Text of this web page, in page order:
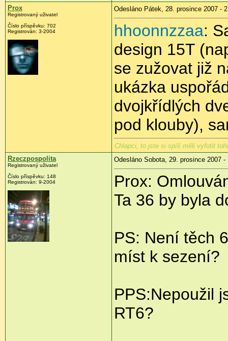
Prox
Registrovaný uživatel
Číslo příspěvku: 702
Registrován: 3-2004
Odesláno Pátek, 28. prosince 2007 -
hhoonnzzaa:
design 15T
se zužovat již
ukázka
dvojkřídlých
pod klouby),
Chlapci, to jste si spíš měli vyfotit
Rzeczpospolita
Registrovaný uživatel
Číslo příspěvku: 148
Registrován: 9-2004
Odesláno Sobota, 29. prosince 2007 -
Prox:
Ta 36 by byla
PS: Není těch
míst k sezení?
PPS:Nepoužil
RT6?